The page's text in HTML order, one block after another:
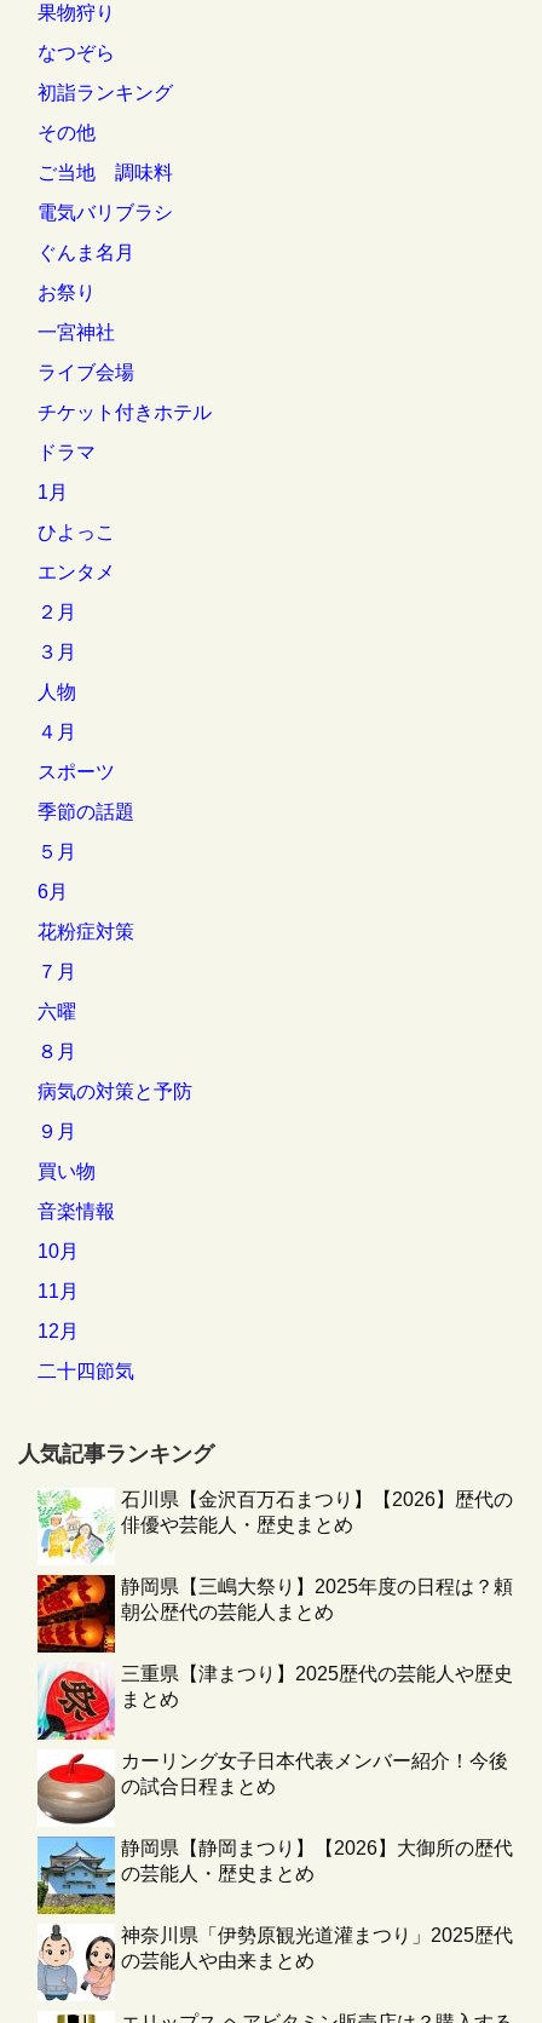
果物狩り
なつぞら
初詣ランキング
その他
ご当地 調味料
電気バリブラシ
ぐんま名月
お祭り
一宮神社
ライブ会場
チケット付きホテル
ドラマ
1月
ひよっこ
エンタメ
２月
３月
人物
４月
スポーツ
季節の話題
５月
6月
花粉症対策
７月
六曜
８月
病気の対策と予防
９月
買い物
音楽情報
10月
11月
12月
二十四節気
人気記事ランキング
石川県【金沢百万石まつり】【2026】歴代の
俳優や芸能人・歴史まとめ
静岡県【三嶋大祭り】2025年度の日程は？頼
朝公歴代の芸能人まとめ
三重県【津まつり】2025歴代の芸能人や歴史
まとめ
カーリング女子日本代表メンバー紹介！今後
の試合日程まとめ
静岡県【静岡まつり】【2026】大御所の歴代
の芸能人・歴史まとめ
神奈川県「伊勢原観光道灌まつり」2025歴代
の芸能人や由来まとめ